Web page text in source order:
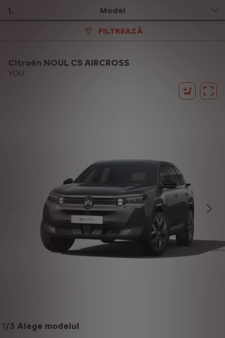
1. Model
FILTREAZĂ
Citroën NOUL C5 AIRCROSS
YOU
1/3 Alege modelul